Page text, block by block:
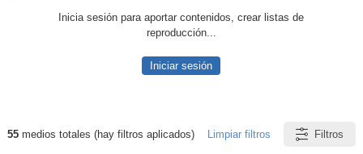
Inicia sesión para aportar contenidos, crear listas de
reproducción...
Iniciar sesión
Resultados de: zaragoza
55medios totales (hay filtros aplicados) Limpiar filtros Filtros